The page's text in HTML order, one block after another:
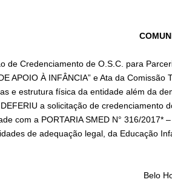
de Credenciamento de O.S.C. para
APOIO À INFÂNCIA” e Ata da
e estrutura física da entidade além da
a solicitação de credenciamento
com a PORTARIA SMED N° 316/
de adequação legal, da Educação
Belo